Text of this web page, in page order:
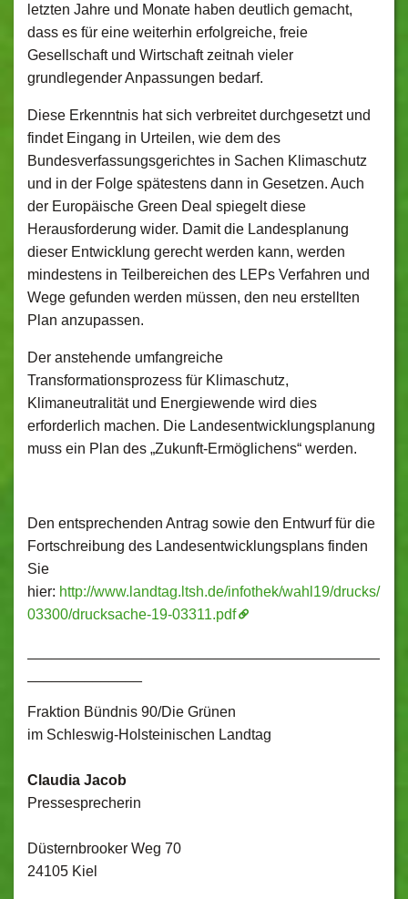
letzten Jahre und Monate haben deutlich gemacht,
dass es für eine weiterhin erfolgreiche, freie
Gesellschaft und Wirtschaft zeitnah vieler
grundlegender Anpassungen bedarf.
Diese Erkenntnis hat sich verbreitet durchgesetzt und
findet Eingang in Urteilen, wie dem des
Bundesverfassungsgerichtes in Sachen Klimaschutz
und in der Folge spätestens dann in Gesetzen. Auch
der Europäische Green Deal spiegelt diese
Herausforderung wider. Damit die Landesplanung
dieser Entwicklung gerecht werden kann, werden
mindestens in Teilbereichen des LEPs Verfahren und
Wege gefunden werden müssen, den neu erstellten
Plan anzupassen.
Der anstehende umfangreiche
Transformationsprozess für Klimaschutz,
Klimaneutralität und Energiewende wird dies
erforderlich machen. Die Landesentwicklungsplanung
muss ein Plan des „Zukunft-Ermöglichens“ werden.
Den entsprechenden Antrag sowie den Entwurf für die
Fortschreibung des Landesentwicklungsplans finden
Sie
hier: http://www.landtag.ltsh.de/infothek/wahl19/drucks/
03300/drucksache-19-03311.pdf
Fraktion Bündnis 90/Die Grünen
im Schleswig-Holsteinischen Landtag
Claudia Jacob
Pressesprecherin
Düsternbrooker Weg 70
24105 Kiel